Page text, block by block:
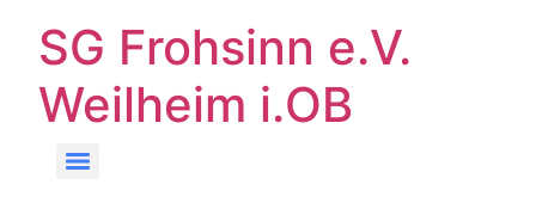
SG Frohsinn e.V.
Weilheim i.OB